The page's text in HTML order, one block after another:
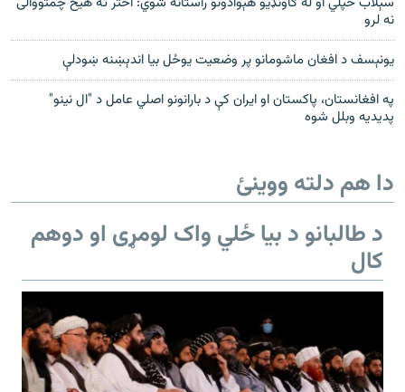
نه لرو
یونېسف د افغان ماشومانو پر وضعیت يوځل بيا اندېښنه ښودلې
په افغانستان، پاکستان او ایران کې د بارانونو اصلي عامل د "ال نینو"
پدیدیه وبلل شوه
دا هم دلته ووینئ
د طالبانو د بیا ځلي واک لومړی او دوهم
کال